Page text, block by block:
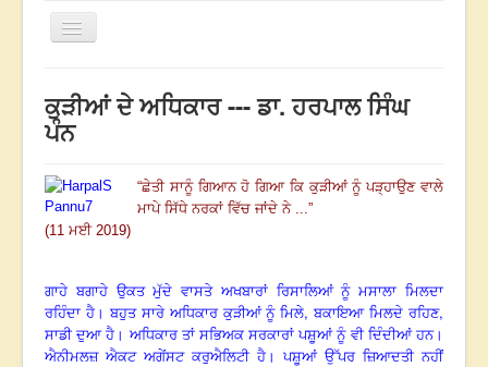
Toggle
ਰਚਨਾਵਾਂ
ਸੰਪਰਕ
We have 298 guests and no members online
ਕੁੜੀਆਂ ਦੇ ਅਧਿਕਾਰ --- ਡਾ. ਹਰਪਾਲ ਸਿੰਘ
ਪੰਨ
“ਛੇਤੀ ਸਾਨੂੰ ਗਿਆਨ ਹੋ ਗਿਆ ਕਿ ਕੁੜੀਆਂ ਨੂੰ ਪੜ੍ਹਾਉਣ ਵਾਲੇ
ਮਾਪੇ ਸਿੱਧੇ ਨਰਕਾਂ ਵਿੱਚ ਜਾਂਦੇ ਨੇ...”
(11 ਮਈ 2019)
ਗਾਹੇ ਬਗਾਹੇ ਉਕਤ ਮੁੱਦੇ ਵਾਸਤੇ ਅਖਬਾਰਾਂ ਰਿਸਾਲਿਆਂ ਨੂੰ ਮਸਾਲਾ ਮਿਲਦਾ
ਰਹਿੰਦਾ ਹੈ। ਬਹੁਤ ਸਾਰੇ ਅਧਿਕਾਰ ਕੁੜੀਆਂ ਨੂੰ ਮਿਲੇ,ਬਕਾਇਆ ਮਿਲਦੇ ਰਹਿਣ,
ਸਾਡੀ ਦੁਆ ਹੈ । ਅਧਿਕਾਰ ਤਾਂ ਸਭਿਅਕ ਸਰਕਾਰਾਂ ਪਸ਼ੂਆਂ ਨੂੰ ਵੀ ਦਿੰਦੀਆਂ ਹਨ।
ਐਨੀਮਲਜ਼ ਐਕਟ ਅਗੇਂਸਟ ਕਰੁਐਲਿਟੀ ਹੈ । ਪਸ਼ੂਆਂ ਉੱਪਰ ਜ਼ਿਆਦਤੀ ਨਹੀਂ